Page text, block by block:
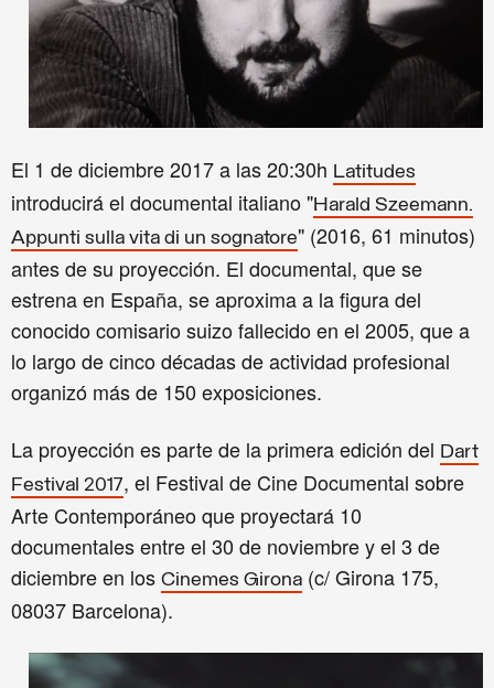
El 1 de diciembre 2017 a las 20:30h Latitudes
introducirá el documental italiano "Harald Szeemann.
Appunti sulla vita di un sognatore" (2016, 61 minutos)
antes de su proyección. El documental, que se
estrena en España, se aproxima a la figura del
conocido comisario suizo fallecido en el 2005, que a
lo largo de cinco décadas de actividad profesional
organizó más de 150 exposiciones.
La proyección es parte de la primera edición del Dart
Festival 2017, el Festival de Cine Documental sobre
Arte Contemporáneoque proyectará 10
documentales entre el 30 de noviembre y el 3 de
diciembre en los Cinemes Girona (c/ Girona 175,
08037 Barcelona).